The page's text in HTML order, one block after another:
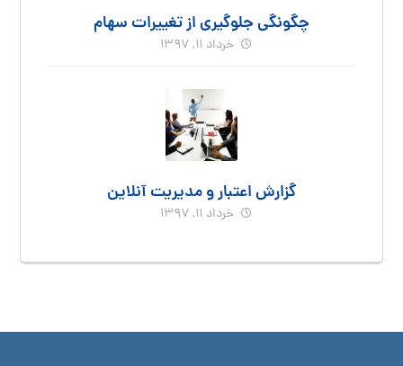
چگونگی جلوگیری از تغییرات سهام
خرداد ۱۱, ۱۳۹۷
گزارش اعتبار و مدیریت آنلاین
خرداد ۱۱, ۱۳۹۷